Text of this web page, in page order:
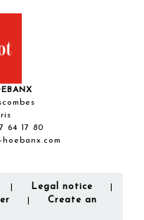
64 17 80
Legal notice
Create an